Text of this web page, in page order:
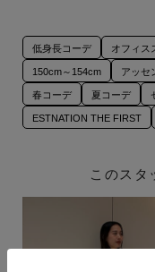
低身長コーデ オフィス
150cm～154cm アッセ
春コーデ 夏コーデ
ESTNATION THE FIRST
このスタ